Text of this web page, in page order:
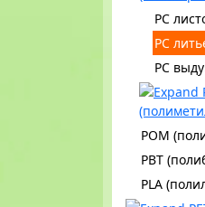
PC
PC
PC
POM
PBT
PLA